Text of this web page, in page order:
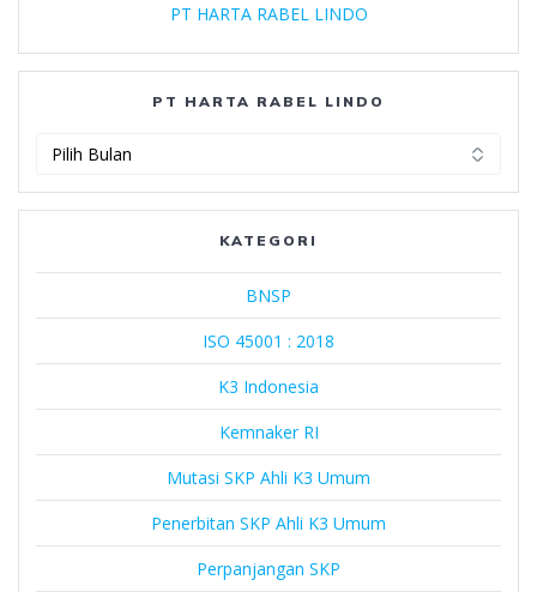
PT HARTA RABEL LINDO
PT HARTA RABEL LINDO
Rabel
Lindo
KATEGORI
BNSP
ISO 45001 : 2018
K3 Indonesia
Kemnaker RI
Mutasi SKP Ahli K3 Umum
Penerbitan SKP Ahli K3 Umum
Perpanjangan SKP